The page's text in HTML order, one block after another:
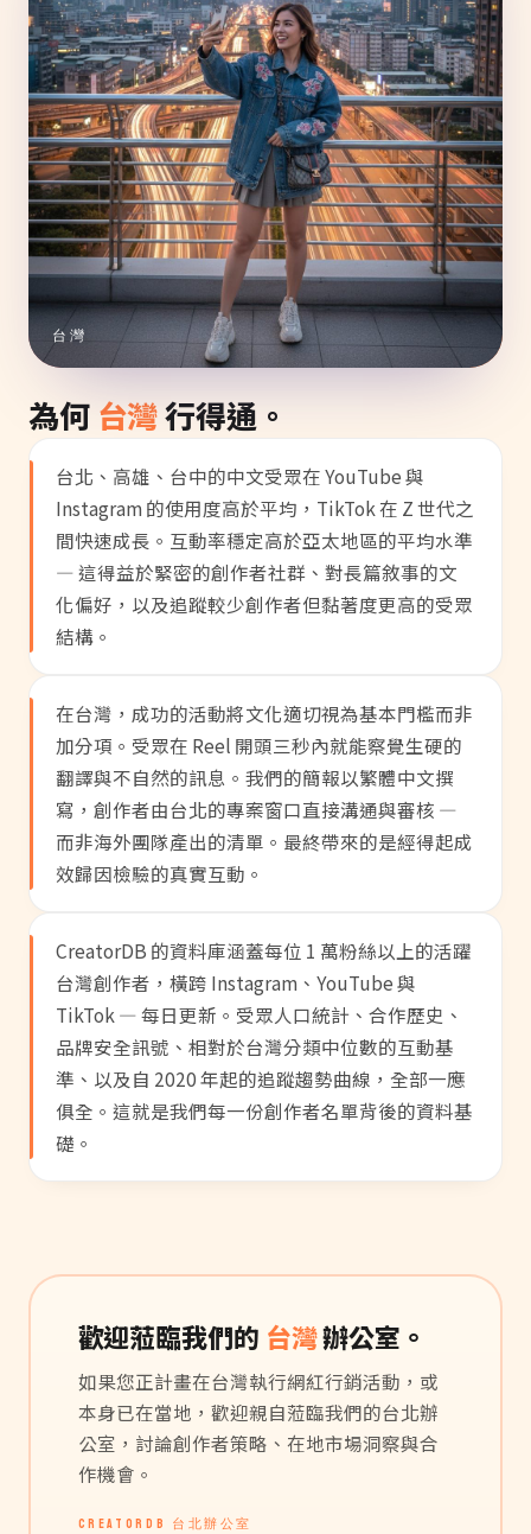
台灣
為何 台灣行得通。
台北、高雄、台中的中文受眾在 YouTube 與
Instagram 的使用度高於平均，TikTok 在 Z 世代之
間快速成長。互動率穩定高於亞太地區的平均水準
— 這得益於緊密的創作者社群、對長篇敘事的文
化偏好，以及追蹤較少創作者但黏著度更高的受眾
結構。
在台灣，成功的活動將文化適切視為基本門檻而非
加分項。受眾在 Reel 開頭三秒內就能察覺生硬的
翻譯與不自然的訊息。我們的簡報以繁體中文撰
寫，創作者由台北的專案窗口直接溝通與審核 —
而非海外團隊產出的清單。最終帶來的是經得起成
效歸因檢驗的真實互動。
CreatorDB 的資料庫涵蓋每位 1 萬粉絲以上的活躍
台灣創作者，橫跨 Instagram、YouTube 與
TikTok — 每日更新。受眾人口統計、合作歷史、
品牌安全訊號、相對於台灣分類中位數的互動基
準、以及自 2020 年起的追蹤趨勢曲線，全部一應
俱全。這就是我們每一份創作者名單背後的資料基
礎。
歡迎蒞臨我們的 台灣辦公室。
如果您正計畫在台灣執行網紅行銷活動，或
本身已在當地，歡迎親自蒞臨我們的台北辦
公室，討論創作者策略、在地市場洞察與合
作機會。
CREATORDB 台北辦公室